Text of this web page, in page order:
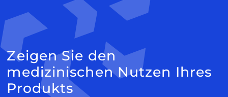
Zeigen Sie den
medizinischen Nutzen Ihres
Produkts